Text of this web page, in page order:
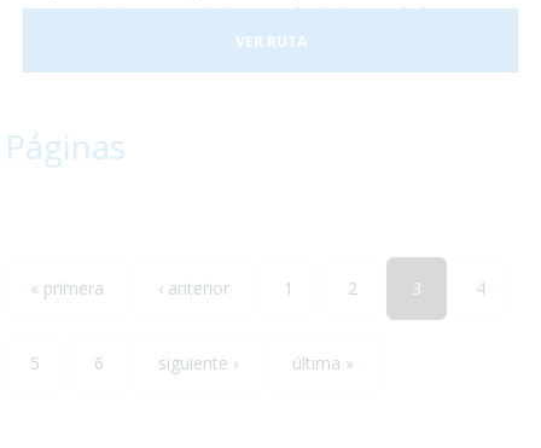
las sociedades con más historia de la humanidad y no te
perderás ni un detalle. No temas conocer un destino que se
saldrá por completo de lo que conocías y aventúrate a
que nos acompañes. ¡Te encantará!
VER RUTA
Páginas
« primera ‹ anterior 1 2 3 4
5 6 siguiente › última »